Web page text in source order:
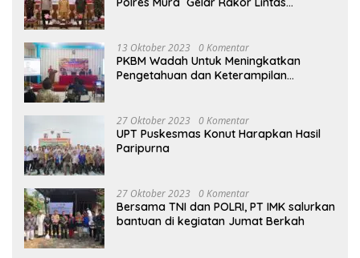
13 Oktober 2023 0 Komentar
PKBM Wadah Untuk Meningkatkan
Pengetahuan dan Keterampilan
27 Oktober 2023 0 Komentar
UPT Puskesmas Konut Harapkan Hasil
Paripurna
27 Oktober 2023 0 Komentar
Bersama TNI dan POLRI, PT IMK salurkan
bantuan di kegiatan Jumat Berkah